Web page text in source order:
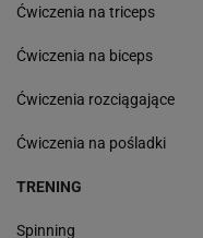
Ćwiczenia na triceps
Ćwiczenia na biceps
Ćwiczenia rozciągające
Ćwiczenia na pośladki
TRENING
Spinning